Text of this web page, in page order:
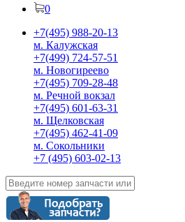
0
+7(495) 988-20-13
м. Калужская
+7(499) 724-57-51
м. Новогиреево
+7(495) 709-28-48
м. Речной вокзал
+7(495) 601-63-31
м. Щелковская
+7(495) 462-41-09
м. Сокольники
+7 (495) 603-02-13